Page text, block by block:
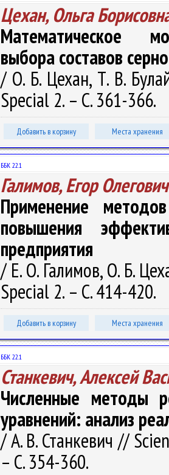
Цехан, Ольга
Математическое
выбора составов
/ О. Б. Цехан, Т. В.
Special 2. – С. 361-366.
Добавить в корзину Места хранения
ББК 22.1
Галимов, Егор Олегович
Применение
повышения
предприятия
/ Е. О. Галимов, О. Б.
Special 2. – С. 414-420.
Добавить в корзину Места хранения
ББК 22.1
Станкевич, Алексей
Численные методы
уравнений: анализ
/ А. В. Станкевич //
– С. 354-360.